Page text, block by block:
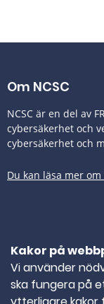
Om NCSC
NCSC är en del av
cybersäkerhet och
cybersäkerhet och
Du kan läsa mer
Kontakta oss
TELEFONNUMMER
010-382 80 00
Kakor på
Vi använder
ska fungera på